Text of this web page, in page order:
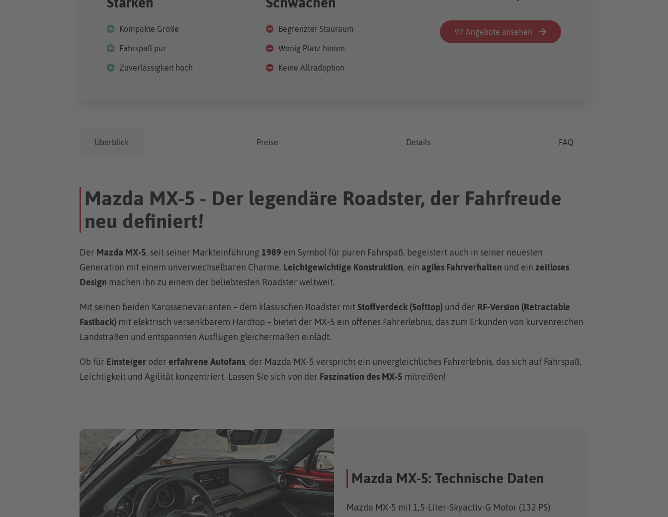
Kompakte Größe
Fahrspaß pur
Zuverlässigkeit hoch
Begrenzter Stauraum
Wenig Platz hinten
Keine Allradoption
97 Angebote ansehen
Überblick Preise Details FAQ
Mazda MX-5 - Der legendäre Roadster, der Fahrfreude
neu definiert!
Der Mazda MX-5, seit seiner Markteinführung 1989 ein Symbol für puren Fahrspaß, begeistert auch in seiner neuesten
Generation mit einem unverwechselbaren Charme. Leichtgewichtige Konstruktion, ein agiles Fahrverhalten und ein zeitloses
Design machen ihn zu einem der beliebtesten Roadster weltweit.
Mit seinen beiden Karosserievarianten – dem klassischen Roadster mitStoffverdeck (Softtop) und der RF-Version (Retractable
Fastback) mit elektrisch versenkbarem Hardtop – bietet der MX-5 ein offenes Fahrerlebnis, das zum Erkunden von kurvenreichen
Landstraßen und entspannten Ausflügen gleichermaßen einlädt.
Ob für Einsteiger oder erfahrene Autofans, der Mazda MX-5 verspricht ein unvergleichliches Fahrerlebnis, das sich auf Fahrspaß,
Leichtigkeit und Agilität konzentriert. Lassen Sie sich von der Faszination des MX-5 mitreißen!
Mazda MX-5: Technische Daten
Mazda MX-5 mit 1,5-Liter-Skyactiv-G Motor (132 PS)